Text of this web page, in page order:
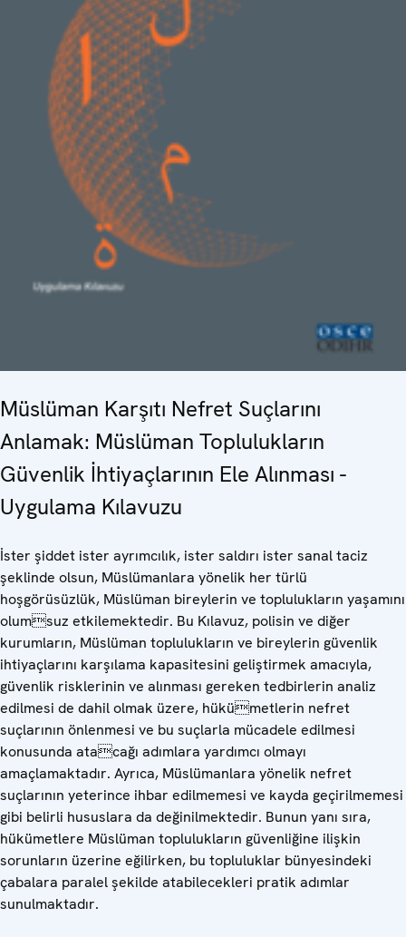
Müslüman Karşıtı Nefret Suçlarını
Anlamak: Müslüman Toplulukların
Güvenlik İhtiyaçlarının Ele Alınması -
Uygulama Kılavuzu
İster şiddet ister ayrımcılık, ister saldırı ister sanal taciz
şeklinde olsun, Müslümanlara yönelik her türlü
hoşgörüsüzlük, Müslüman bireylerin ve toplulukların yaşamını
olumsuz etkilemektedir. Bu Kılavuz, polisin ve diğer
kurumların, Müslüman toplulukların ve bireylerin güvenlik
ihtiyaçlarını karşılama kapasitesini geliştirmek amacıyla,
güvenlik risklerinin ve alınması gereken tedbirlerin analiz
edilmesi de dahil olmak üzere, hükümetlerin nefret
suçlarının önlenmesi ve bu suçlarla mücadele edilmesi
konusunda atacağı adımlara yardımcı olmayı
amaçlamaktadır. Ayrıca, Müslümanlara yönelik nefret
suçlarının yeterince ihbar edilmemesi ve kayda geçirilmemesi
gibi belirli hususlara da değinilmektedir. Bunun yanı sıra,
hükümetlere Müslüman toplulukların güvenliğine ilişkin
sorunların üzerine eğilirken, bu topluluklar bünyesindeki
çabalara paralel şekilde atabilecekleri pratik adımlar
sunulmaktadır.